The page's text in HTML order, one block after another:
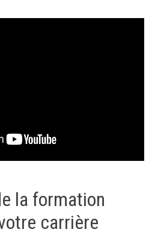
la formation
carrière